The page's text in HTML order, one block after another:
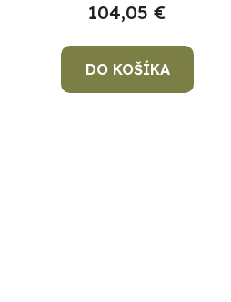
104,05 €
DO KOŠÍKA